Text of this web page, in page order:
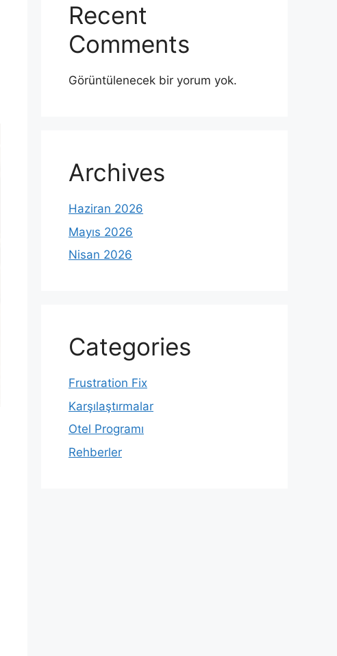
Recent
Comments
Görüntülenecek bir yorum yok.
Archives
Haziran 2026
Mayıs 2026
Nisan 2026
Categories
Frustration Fix
Karşılaştırmalar
Otel Programı
Rehberler